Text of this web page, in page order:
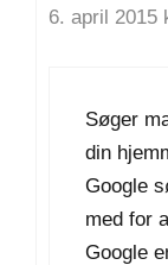
6. april 2015
Søger
din
Google
med for
Google